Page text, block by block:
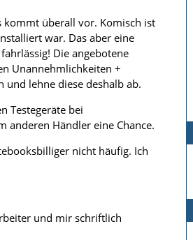
bei einem NEUEN Nokia
am 19.11 per DHL.
G. telefoniert. Zunächst
abgelehnt, beim
reseveiert, da es kein
an die bisherige
an die Rechnungsanschrift
es wurde die Umleitung
kommt überall vor. Komisch ist
war. Das aber eine
Die angebotene
Unannehmlichkeiten +
und lehne diese deshalb ab.
Testegeräte bei
anderen Händler eine Chance.
nicht häufig. Ich
und mir schriftlich